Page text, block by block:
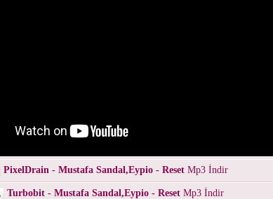
PixelDrain - Mustafa Sandal,Eypio - ResetMp3 İndir
Turbobit - Mustafa Sandal,Eypio - Reset Mp3 İndir